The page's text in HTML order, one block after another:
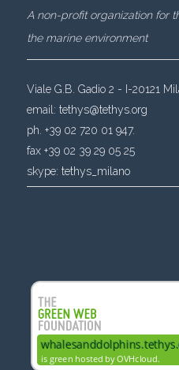
A non-profit organization for
the marine environment
Viale G.B. Gadio 2 - I-20121
email: tethys@tethys.org
ph. +39 02 720 01 947.
fax +39 02 39 29 05 25
skype: tethys_milano